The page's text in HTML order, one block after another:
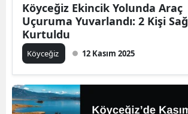
Köyceğiz Ekincik Yolunda Araç
Uçuruma Yuvarlandı: 2 Kişi Sağ
Kurtuldu
Köyceğiz 12 Kasım 2025